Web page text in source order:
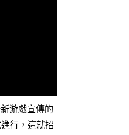
游戲宣傳的
行，這就招